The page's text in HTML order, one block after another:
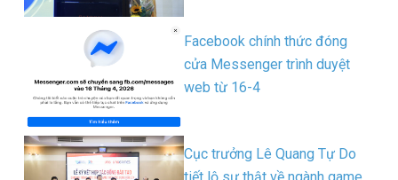
Facebook chính thức đóng
cửa Messenger trình duyệt
web từ 16-4
Cục trưởng Lê Quang Tự Do